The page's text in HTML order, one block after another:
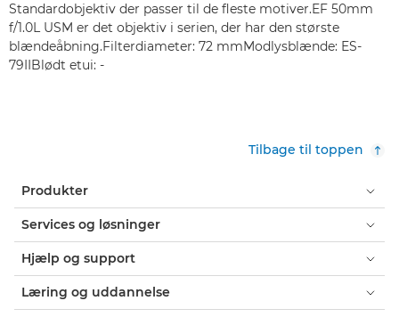
Standardobjektiv der passer til de fleste motiver.EF 50mm
f/1.0L USM er det objektiv i serien, der har den største
blændeåbning.Filterdiameter: 72 mmModlysblænde: ES-
79IIBlødt etui: -
Tilbage til toppen
Produkter
Services og løsninger
Hjælp og support
Læring og uddannelse